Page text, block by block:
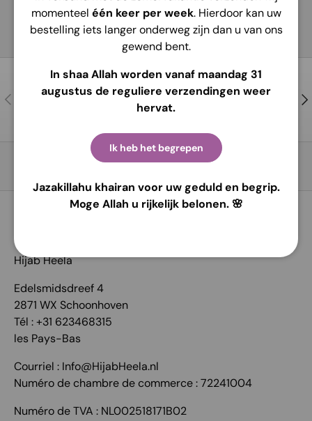
momenteel één keer per week. Hierdoor kan uw
bestelling iets langer onderweg zijn dan u van ons
gewend bent.
In shaa Allah worden vanaf maandag 31
augustus de reguliere verzendingen weer
hervat.
Ik heb het begrepen
Jazakillahu khairan voor uw geduld en begrip.
Moge Allah u rijkelijk belonen. 🌸
Précédent
Contactez-nous
Pour de l’aide et des conseils !
Retour en haut
Hijab Heela
Edelsmidsdreef 4
2871 WX Schoonhoven
Tél : +31 623468315
les Pays-Bas
Courriel : Info@HijabHeela.nl
Numéro de chambre de commerce : 72241004
Numéro de TVA : NL002518171B02